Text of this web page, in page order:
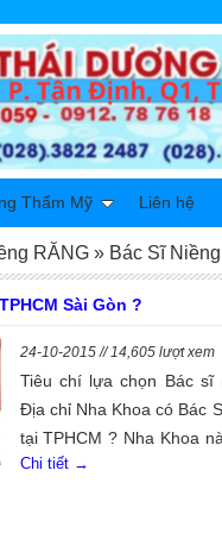
Sài Gòn ?
24-10-2015 // 14,605 lượt xem
Tiêu chí lựa chọn Bác sĩ
Địa chỉ Nha Khoa có Bác
tại TPHCM ? Nha Khoa
Lượng cao Uy tín nhưng
Chi tiết →
RĂNG » Bác Sĩ
Thẩm Mỹ Liên hệ